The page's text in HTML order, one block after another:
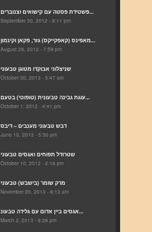
פשטידת פסטה עם קישואים וצנוברים...
September 30, 2012 - 9:11 pm
מאפינס (קאפקייקס) גזר, פקאן וקינמון...
August 28, 2012 - 7:59 pm
שניצלוני אבוקדו מטוגן טבעוני
October 30, 2013 - 5:47 am
עוגת גבינה טבעונית (טופוטי) בטעם...
October 1, 2012 - 4:41 pm
דבש טבעוני מענבים – דיבס
June 10, 2013 - 5:30 pm
שטרודל תפוחים ואגסים טבעוני
October 10, 2012 - 2:16 pm
מרק שומר (בישבש) טבעוני
November 20, 2013 - 8:13 am
אגסים ביין אדום עם גלידה טבעונ...
March 2, 2013 - 9:28 pm